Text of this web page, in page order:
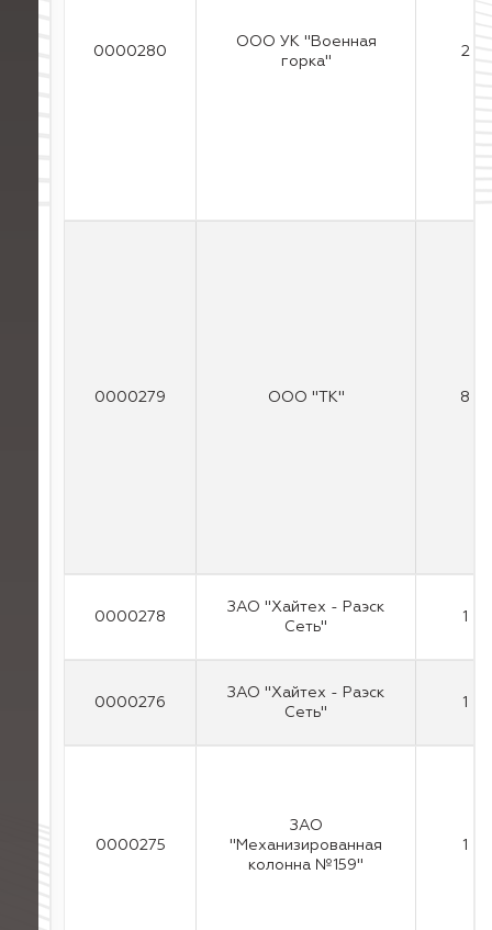
0000280
ООО УК "Военная
горка"
2
0000279 ООО "ТК" 8
0000278
ЗАО "Хайтех - Раэск
Сеть"
1
0000276
ЗАО "Хайтех - Раэск
Сеть"
1
0000275
ЗАО
"Механизированная
колонна №159"
1